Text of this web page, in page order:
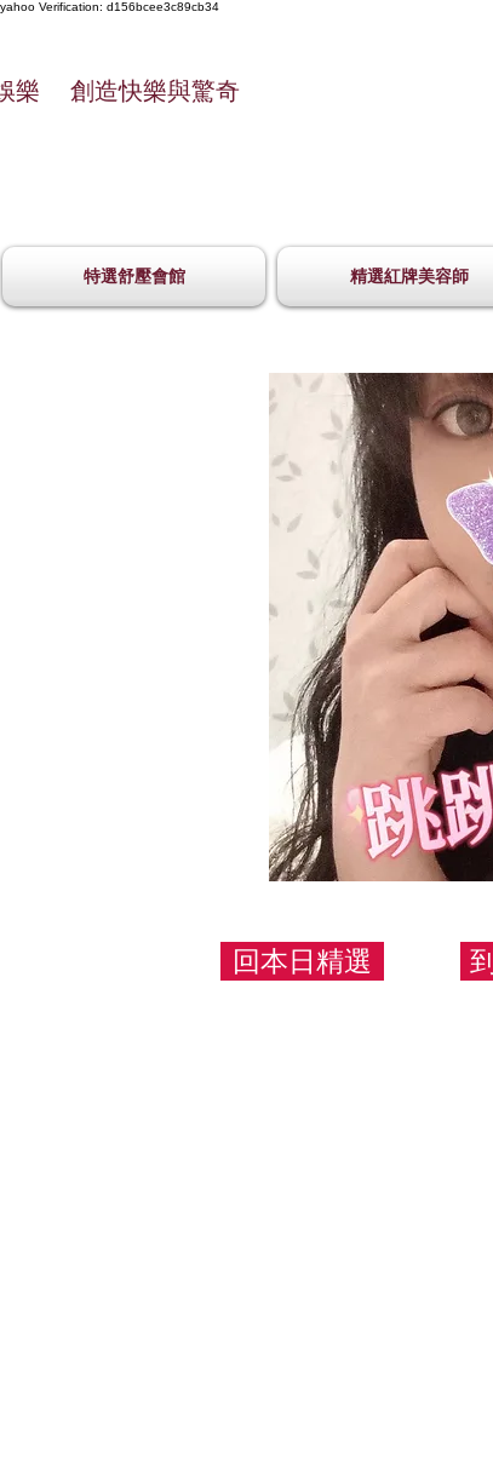
yahoo Verification: d156bcee3c89cb34
樂 創造快樂與驚奇
特選舒壓會館 精選紅牌美容師
回本日精選